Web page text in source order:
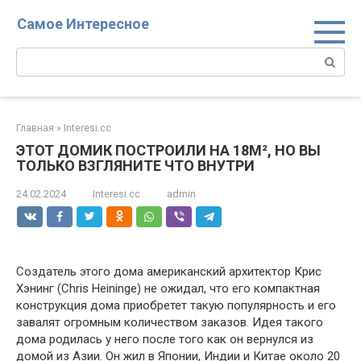
Самое Интересное
Поиск:
Главная » Interesi.cc
ЭТОТ ДОМИК ПОСТРОИЛИ НА 18М², НО ВЫ
ТОЛЬКО ВЗГЛЯНИТЕ ЧТО ВНУТРИ
24.02.2024 Interesi.cc admin
Создатель этого дома американский архитектор Крис
Хэнинг (Chris Heininge) не ожидал, что его компактная
конструкция дома приобретет такую популярность и его
завалят огромным количеством заказов. Идея такого
дома родилась у него после того как он вернулся из
домой из Азии. Он жил в Японии, Индии и Китае около 20